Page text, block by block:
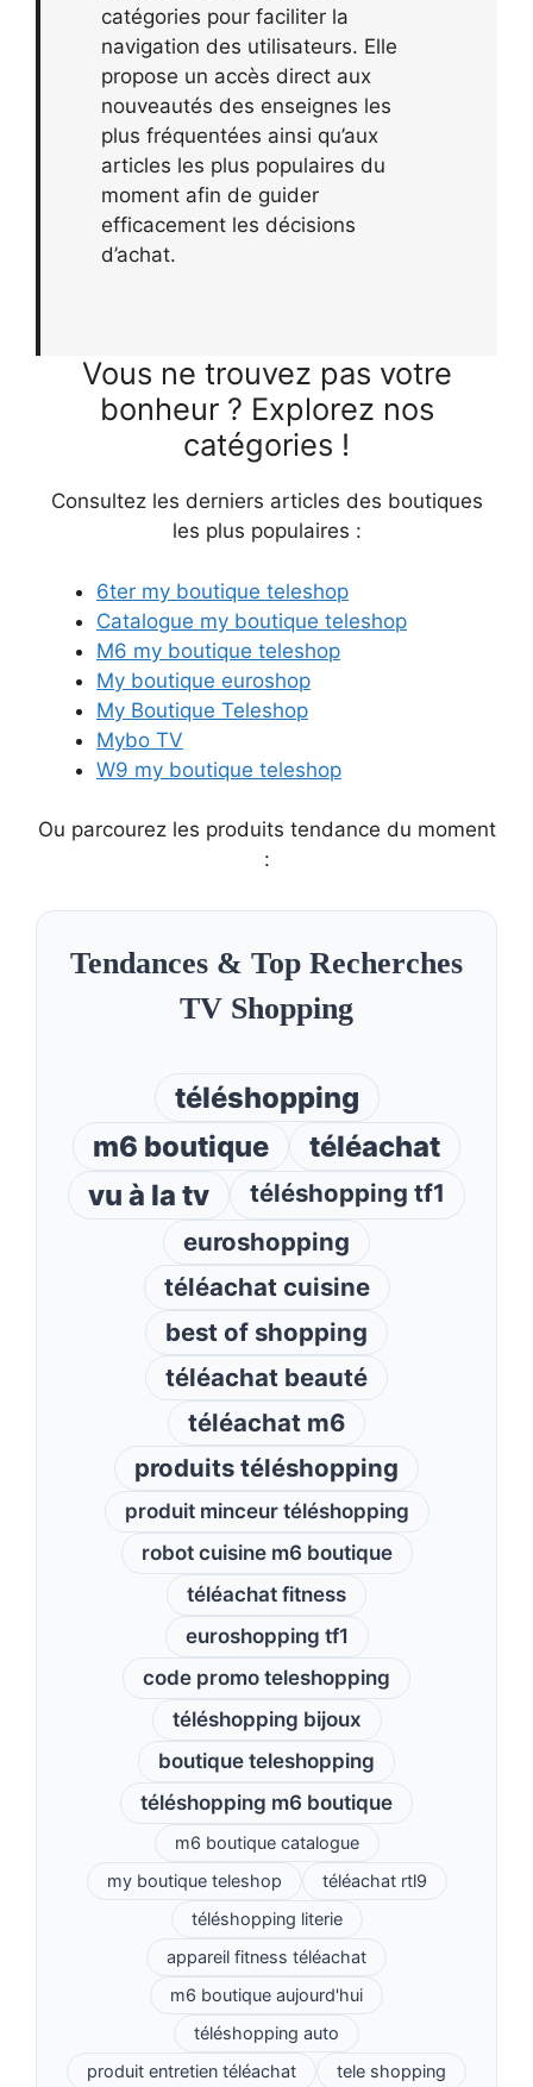
catégories pour faciliter la
navigation des utilisateurs. Elle
propose un accès direct aux
nouveautés des enseignes les
plus fréquentées ainsi qu’aux
articles les plus populaires du
moment afin de guider
efficacement les décisions
d’achat.
Vous ne trouvez pas votre
bonheur ? Explorez nos
catégories !
Consultez les derniers articles des boutiques
les plus populaires :
6ter my boutique teleshop
Catalogue my boutique teleshop
M6 my boutique teleshop
My boutique euroshop
My Boutique Teleshop
Mybo TV
W9 my boutique teleshop
Ou parcourez les produits tendance du moment
:
Tendances & Top Recherches
TV Shopping
téléshopping
m6 boutique
téléachat
vu à la tv
téléshopping tf1
euroshopping
téléachat cuisine
best of shopping
téléachat beauté
téléachat m6
produits téléshopping
produit minceur téléshopping
robot cuisine m6 boutique
téléachat fitness
euroshopping tf1
code promo teleshopping
téléshopping bijoux
boutique teleshopping
téléshopping m6 boutique
m6 boutique catalogue
my boutique teleshop
téléachat rtl9
téléshopping literie
appareil fitness téléachat
m6 boutique aujourd'hui
téléshopping auto
produit entretien téléachat
tele shopping